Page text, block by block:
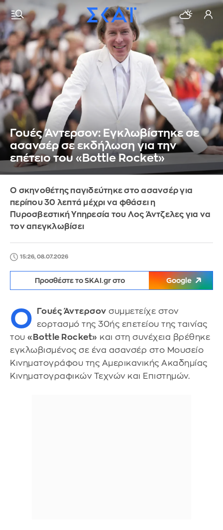
Γουές Άντερσον: Εγκλωβίστηκε σε
ασανσέρ σε εκδήλωση για την
επέτειο του «Bottle Rocket»
Ο σκηνοθέτης παγιδεύτηκε στο ασανσέρ για
περίπου 30 λεπτά μέχρι να φθάσει η
Πυροσβεστική Υπηρεσία του Λος Άντζελες για να
τον απεγκλωβίσει
15:26, 08.07.2026
Προσθέστε το SKAI.gr στο Google
Ο Γουές Άντερσον συμμετείχε στον
εορτασμό της 30ής επετείου της ταινίας
του «Bottle Rocket» και στη συνέχεια βρέθηκε
εγκλωβισμένος σε ένα ασανσέρ στο Μουσείο
Κινηματογράφου της Αμερικανικής Ακαδημίας
Κινηματογραφικών Τεχνών και Επιστημών.